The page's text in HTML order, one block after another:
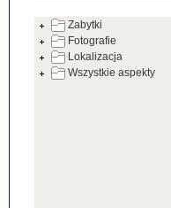
Kartoteka Warsztatów
Kartoteka Zabytków
Zabytki
Fotografie
Lokalizacja
Wszystkie aspekty